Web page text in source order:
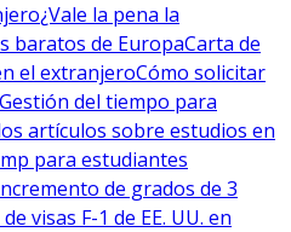
¿Vale la pena la
baratos de EuropaCarta de
el extranjeroCómo solicitar
Gestión del tiempo para
artículos sobre estudios en
para estudiantes
de grados de 3
visas F-1 de EE. UU. en